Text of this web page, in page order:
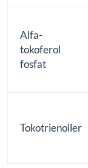
Alfa-
tokoferol
fosfat
Tokotrienoller